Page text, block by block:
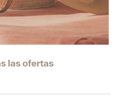
las ofertas